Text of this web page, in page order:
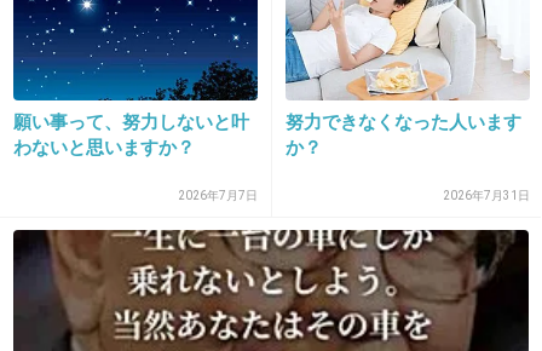
「風化させないようにみんなで拡散しよう！」
とかみんなで興奮しててちょっと引く。
ちょっとでも飽きたとか言う人がいると、マイ
ナスの嵐＆通報おまけに暴言。
教祖様の言うことは絶対正しい！！って感じで
昔のオウムとやってること変わらない。
世の中には色々な考え方の人がいるんだから、
自分の考えを押し付けるのはやめてもらいたい
願い事って、努力しないと叶
わないと思いますか？
2026年7月7日
努力できなくなった人います
か？
2026年7月31日